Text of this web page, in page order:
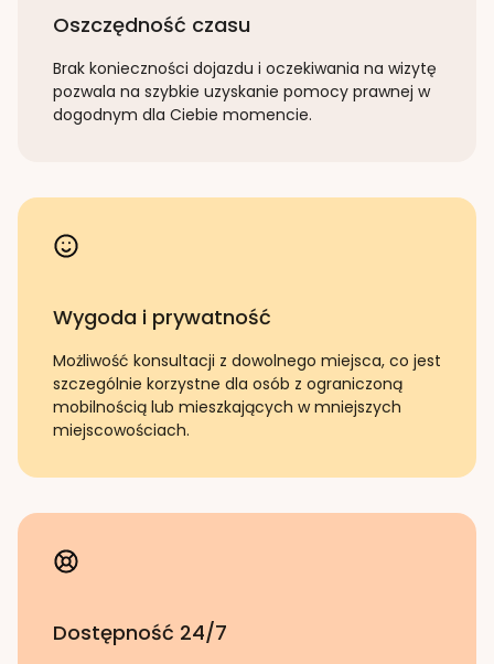
Oszczędność czasu
Brak konieczności dojazdu i oczekiwania na wizytę
pozwala na szybkie uzyskanie pomocy prawnej w
dogodnym dla Ciebie momencie.
Wygoda i prywatność
Możliwość konsultacji z dowolnego miejsca, co jest
szczególnie korzystne dla osób z ograniczoną
mobilnością lub mieszkających w mniejszych
miejscowościach.
Dostępność 24/7